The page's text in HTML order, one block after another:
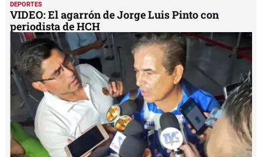
DEPORTES
VIDEO: El agarrón de Jorge Luis Pinto con
periodista de HCH